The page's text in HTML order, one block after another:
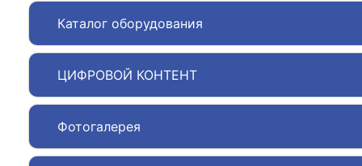
Каталог оборудования
ЦИФРОВОЙ КОНТЕНТ
Фотогалерея